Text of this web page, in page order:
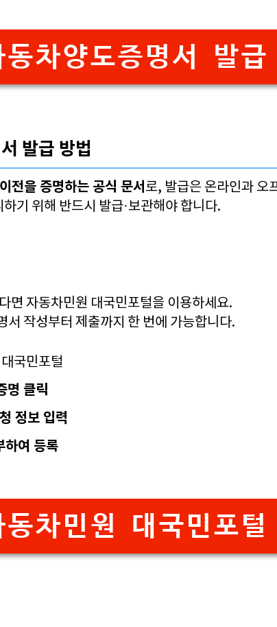
동차양도증명서 발급
발급 방법
전을 증명하는 공식 문서 로, 발급은 온라인과 오
기 위해 반드시 발급·보관해야 합니다.
면 자동차민원 대국민포털을 이용하세요.
서 작성부터 제출까지 한 번에 가능합니다.
국민포털
명 클릭
정보 입력
하여 등록
동차민원 대국민포털